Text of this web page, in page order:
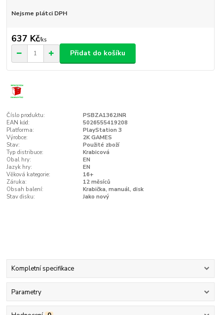
Nejsme plátci DPH
637 Kč/ks
Přidat do košíku
Číslo produktu:
PSBZA1362JNR
EAN kód:
5026555419208
Platforma:
PlayStation 3
Výrobce:
2K GAMES
Stav:
Použité zboží
Typ distribuce:
Krabicová
Obal hry:
EN
Jazyk hry:
EN
Věková kategorie:
16+
Záruka:
12 měsíců
Obsah balení:
Krabička, manuál, disk
Stav disku:
Jako nový
Kompletní specifikace
Parametry